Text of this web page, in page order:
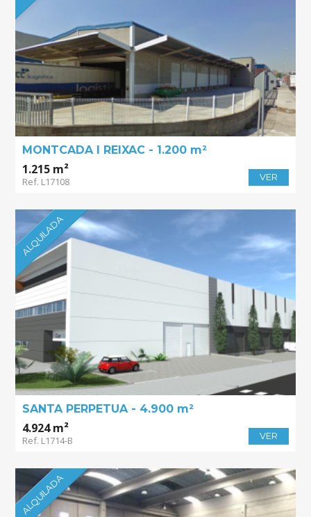
MONTCADA I REIXAC - 1.200 m²
1.215 m²
Ref. L17108 VER
ALQUILADA
SANTA PERPETUA - 4.900 m²
4.924 m²
Ref. L1714-B VER
ALQUILADA